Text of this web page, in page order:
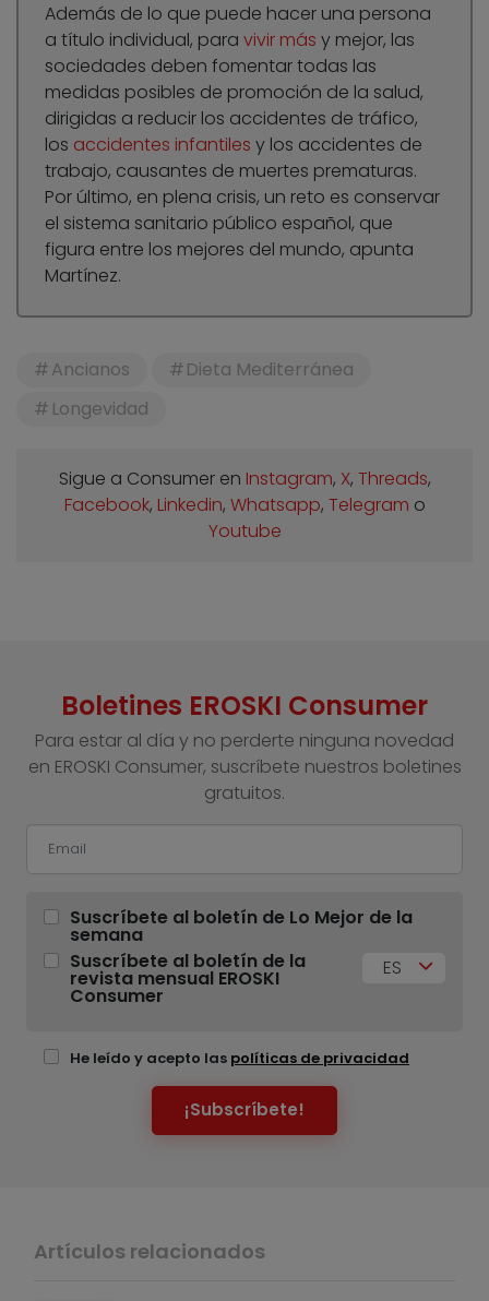
Además de lo que puede hacer una persona
a título individual, para vivir más y mejor, las
sociedades deben fomentar todas las
medidas posibles de promoción de la salud,
dirigidas a reducir los accidentes de tráfico,
los accidentes infantiles y los accidentes de
trabajo, causantes de muertes prematuras.
Por último, en plena crisis, un reto es conservar
el sistema sanitario público español, que
figura entre los mejores del mundo, apunta
Martínez.
Ancianos
Dieta Mediterránea
Longevidad
Sigue a Consumer en Instagram, X, Threads,
Facebook, Linkedin, Whatsapp, Telegram o
Youtube
Boletines EROSKI Consumer
Para estar al día y no perderte ninguna novedad
en EROSKI Consumer, suscríbete nuestros boletines
gratuitos.
Suscríbete al boletín de Lo Mejor de la
semana
Suscríbete al boletín de la
revista mensual EROSKI
Consumer
ES
He leído y acepto las políticas de privacidad
¡Subscríbete!
Artículos relacionados